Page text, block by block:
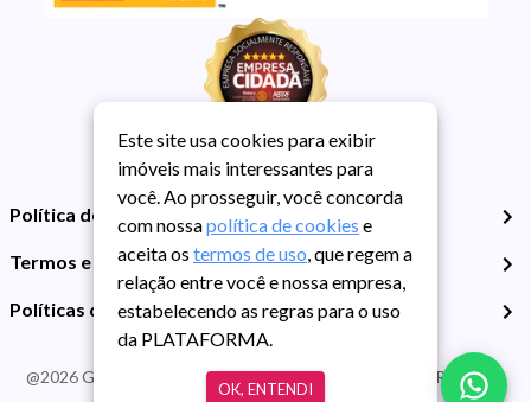
Política de Privacidade
Termos e Condições de Uso
Políticas de Cookies
@2026Guarida Imóvel. Todos os direitos reservados. CRECI RS -
Este site usa cookies para exibir
imóveis mais interessantes para
você. Ao prosseguir, você concorda
com nossapolítica de cookies e
aceita os termos de uso, que regem a
relação entre você e nossa empresa,
estabelecendo as regras para o uso
da PLATAFORMA.
OK, ENTENDI